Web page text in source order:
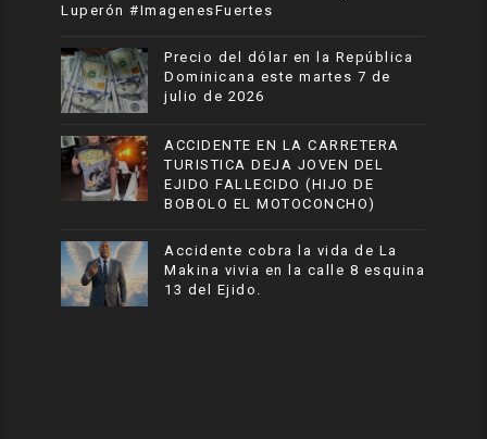
Luperón #ImagenesFuertes
Precio del dólar en la República
Dominicana este martes 7 de
julio de 2026
ACCIDENTE EN LA CARRETERA
TURISTICA DEJA JOVEN DEL
EJIDO FALLECIDO (HIJO DE
BOBOLO EL MOTOCONCHO)
Accidente cobra la vida de La
Makina vivia en la calle 8 esquina
13 del Ejido.